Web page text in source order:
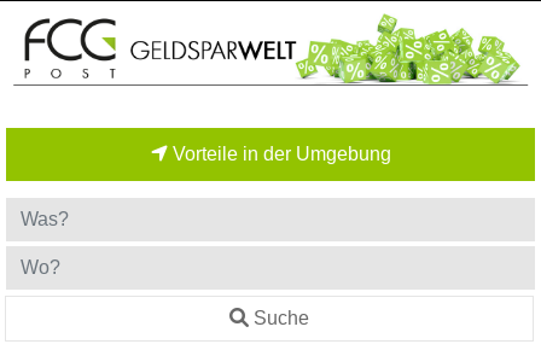
Vorteile in der Umgebung
Suche